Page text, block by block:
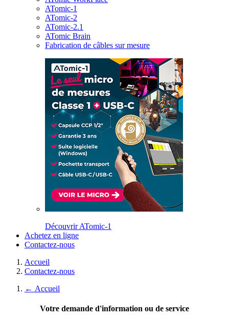
ATomic-1
ATomic-2
ATomic-2.1
ATomic Brain
Fabrication de câbles sur mesure
Découvrir ATomic-1
Achetez en ligne
Contactez-nous
Accueil
Contactez-nous
← Accueil
Votre demande d'information ou de service